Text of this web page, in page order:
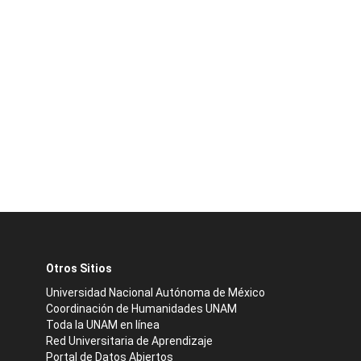
Otros Sitios
Universidad Nacional Autónoma de México
Coordinación de Humanidades UNAM
Toda la UNAM en línea
Red Universitaria de Aprendizaje
Portal de Datos Abiertos